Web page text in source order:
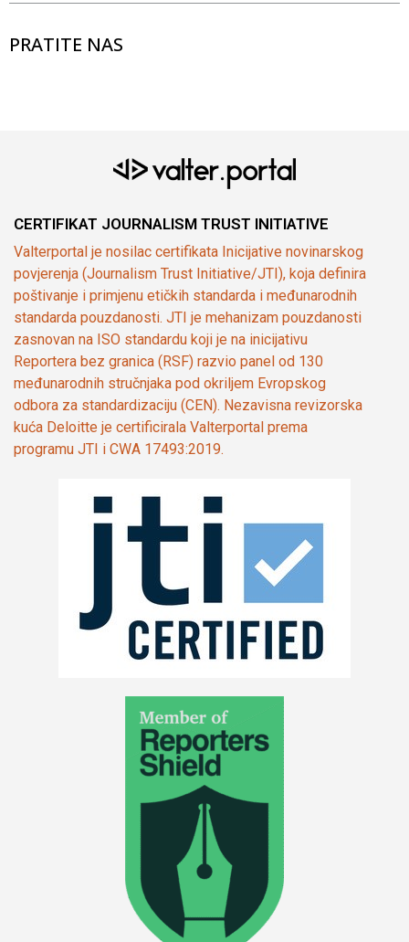
PRATITE NAS
CERTIFIKAT JOURNALISM TRUST INITIATIVE
Valterportal je nosilac certifikata Inicijative novinarskog
povjerenja (Journalism Trust Initiative/JTI), koja definira
poštivanje i primjenu etičkih standarda i međunarodnih
standarda pouzdanosti. JTI je mehanizam pouzdanosti
zasnovan na ISO standardu koji je na inicijativu
Reportera bez granica (RSF) razvio panel od 130
međunarodnih stručnjaka pod okriljem Evropskog
odbora za standardizaciju (CEN). Nezavisna revizorska
kuća Deloitte je certificirala Valterportal prema
programu JTI i CWA 17493:2019.